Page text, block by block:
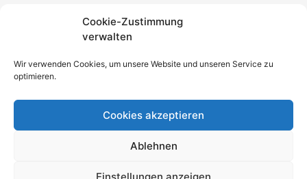
Cookie-Zustimmung
verwalten
Wir verwenden Cookies, um unsere Website und unseren Service zu
optimieren.
Cookies akzeptieren
Ablehnen
Einstellungen anzeigen
Impressum Datenschutz AGB
Kontakt
Cookie-Richtlinie (EU)